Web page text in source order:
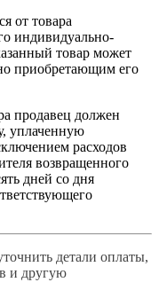
от товара
индивидуально-
товар может
приобретающим его
продавец должен
уплаченную
расходов
возвращенного
дней со дня
детали оплаты,
и другую